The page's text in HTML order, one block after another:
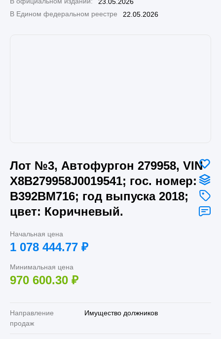
В Едином федеральном реестре
22.05.2026
Лот №3, Автофургон 279958, VIN
X8B279958J0019541; гос. номер:
В392ВМ716; год выпуска 2018;
цвет: Коричневый.
Начальная цена
1 078 444.77 ₽
Минимальная цена
970 600.30 ₽
Направление
продаж
Имущество должников